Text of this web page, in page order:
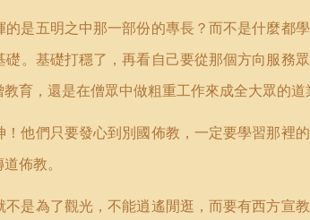
是五明之中那一部份的專長？而不是什麼都
礎。基礎打穩了，再看自己要從那個方向服
育，還是在僧眾中做粗重工作來成全大眾的
他們只要發心到別國佈教，一定要學習那裡
佈教。
是為了觀光，不能逍遙閒逛，而要有西方宣